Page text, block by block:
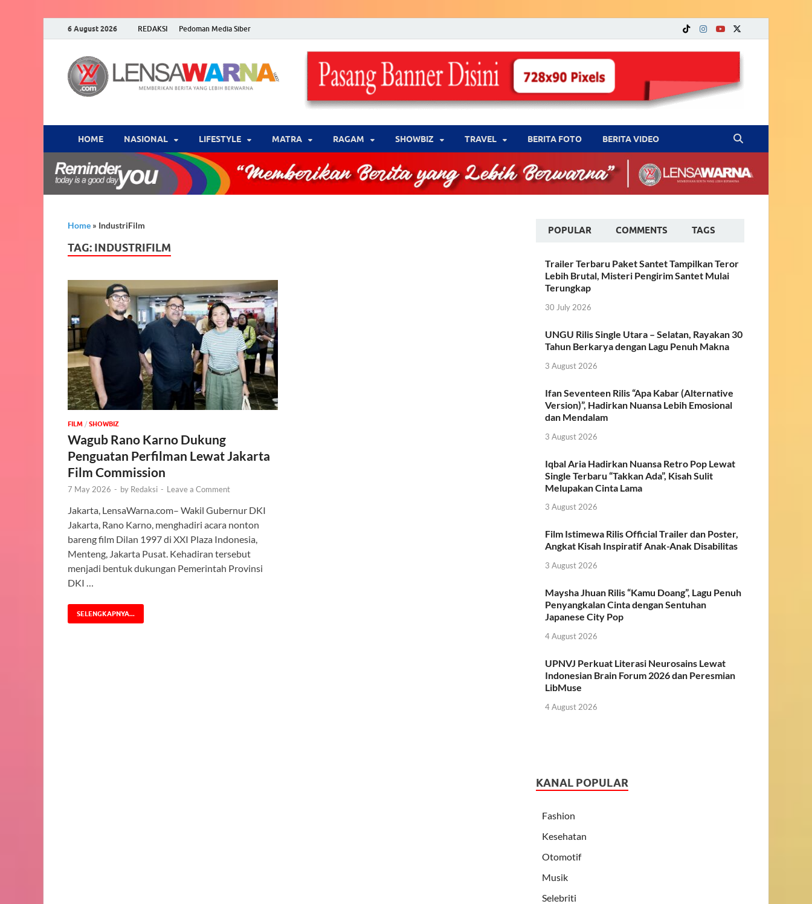
6 August 2026 REDAKSI Pedoman Media Siber
LENSA WARNA .com
Memberikan Berita yang Lebih Berwarna
HOME NASIONAL ‎LIFESTYLE MATRA ‎RAGAM ‎SHOWBIZ ‎TRAVEL BERITA FOTO BERITA VIDEO
Home » IndustriFilm
TAG: INDUSTRIFILM
FILM / ‎SHOWBIZ
Wagub Rano Karno Dukung
Penguatan Perfilman Lewat Jakarta
Film Commission
7 May 2026 - by Redaksi - Leave a Comment
Jakarta, LensaWarna.com– Wakil Gubernur DKI
Jakarta, Rano Karno, menghadiri acara nonton
bareng film Dilan 1997 di XXI Plaza Indonesia,
Menteng, Jakarta Pusat. Kehadiran tersebut
menjadi bentuk dukungan Pemerintah Provinsi
DKI …
SELENGKAPNYA...
POPULAR COMMENTS TAGS
Trailer Terbaru Paket Santet Tampilkan Teror
Lebih Brutal, Misteri Pengirim Santet Mulai
Terungkap
30 July 2026
UNGU Rilis Single Utara – Selatan, Rayakan 30
Tahun Berkarya dengan Lagu Penuh Makna
3 August 2026
Ifan Seventeen Rilis “Apa Kabar (Alternative
Version)”, Hadirkan Nuansa Lebih Emosional
dan Mendalam
3 August 2026
Iqbal Aria Hadirkan Nuansa Retro Pop Lewat
Single Terbaru “Takkan Ada”, Kisah Sulit
Melupakan Cinta Lama
3 August 2026
Film Istimewa Rilis Official Trailer dan Poster,
Angkat Kisah Inspiratif Anak-Anak Disabilitas
3 August 2026
Maysha Jhuan Rilis “Kamu Doang”, Lagu Penuh
Penyangkalan Cinta dengan Sentuhan
Japanese City Pop
4 August 2026
UPNVJ Perkuat Literasi Neurosains Lewat
Indonesian Brain Forum 2026 dan Peresmian
LibMuse
4 August 2026
KANAL POPULAR
Fashion
Kesehatan
Otomotif
Musik
Selebriti